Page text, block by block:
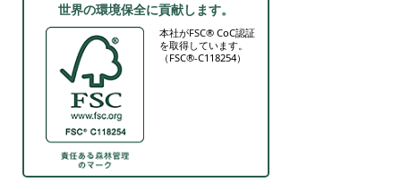
世界の環境保全に貢献します。
本社がFSC® CoC認証
を取得しています。
（FSC®-C118254）